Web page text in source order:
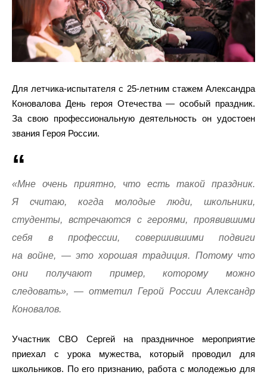
Для летчика-испытателя с 25-летним стажем Александра
Коновалова День героя Отечества — особый праздник.
За свою профессиональную деятельность он удостоен
звания Героя России.
«Мне очень приятно, что есть такой праздник.
Я считаю, когда молодые люди, школьники,
студенты, встречаются с героями, проявившими
себя в профессии, совершившими подвиги
на войне, — это хорошая традиция. Потому что
они получают пример, которому можно
следовать», — отметил Герой России Александр
Коновалов.
Участник СВО Сергей на праздничное мероприятие
приехал с урока мужества, который проводил для
школьников. По его признанию, работа с молодежью для